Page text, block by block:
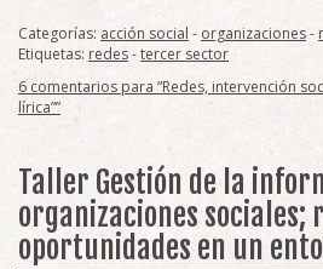
Categorías: acción social - organizaciones-
Etiquetas: redes-tercer sector
6 comentarios para “Redes, intervención
lírica””
Taller Gestión de la
organizaciones sociales;
oportunidades en un